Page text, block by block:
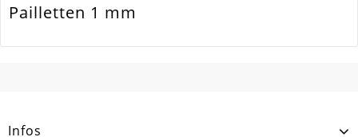
Pailletten 1 mm
Infos